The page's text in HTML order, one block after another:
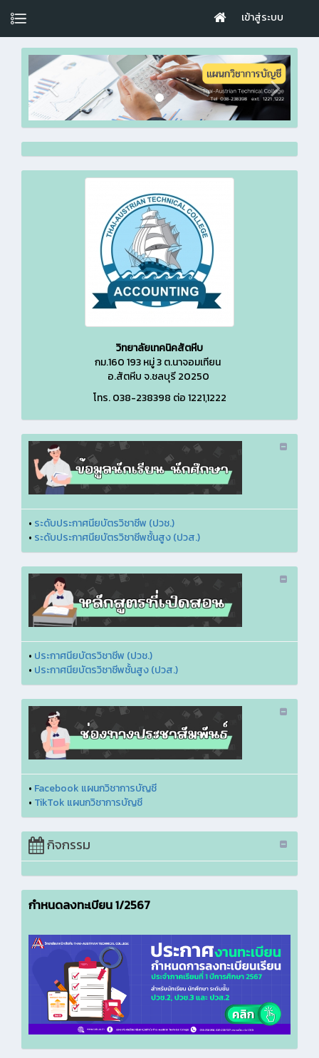
เข้าสู่ระบบ
วิทยาลัยเทคนิคสัตหีบ
กม.160193 หมู่ 3 ต.นาจอมเทียน
อ.สัตหีบ จ.ชลบุรี 20250
โทร. 038-238398 ต่อ 1221,1222
• ระดับประกาศนียบัตรวิชาชีพ (ปวช.)
• ระดับประกาศนียบัตรวิชาชีพชั้นสูง (ปวส.)
• ประกาศนียบัตรวิชาชีพ (ปวช.)
• ประกาศนียบัตรวิชาชีพชั้นสูง (ปวส.)
• Facebook แผนกวิชาการบัญชี
• TikTok แผนกวิชาการบัญชี
กิจกรรม
กำหนดลงทะเบียน 1/2567